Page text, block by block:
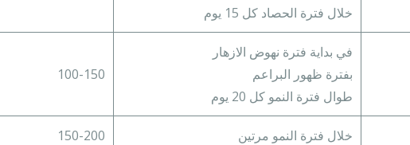
خلال فترة الحصاد كل 15 يوم
في بداية فترة نهوض الازهار
بفترة ظهور البراعم
طوال فترة النمو كل 20 يوم
100-150
خلال فترة النمو مرتين 150-200